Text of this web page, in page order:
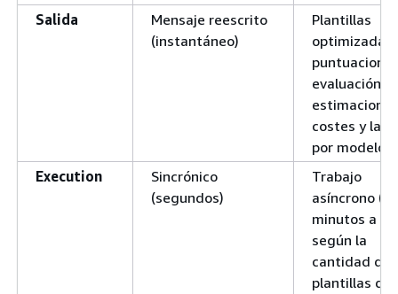
Salida
Mensaje reescrito
(instantáneo)
Plantillas
optimizadas
evaluación,
costes y
por modelo
Execution
Sincrónico
(segundos)
Trabajo
asíncrono
minutos a
según la
cantidad de
plantillas de